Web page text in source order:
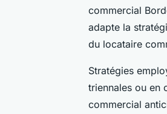
commercial
adapte la
du locataire
Stratégies
triennales ou en
commercial